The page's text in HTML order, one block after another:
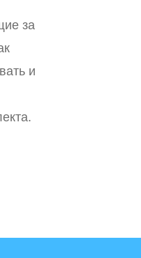
за
и